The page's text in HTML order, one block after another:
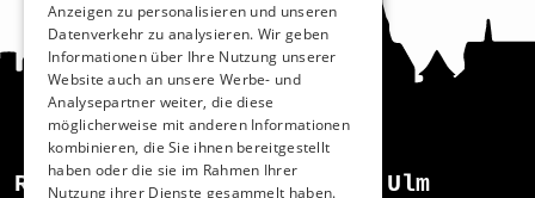
Recht und Ordnung Ulm
Anzeigen zu personalisieren und unseren
Datenverkehr zu analysieren. Wir geben
Informationen über Ihre Nutzung unserer
Website auch an unsere Werbe- und
Analysepartner weiter, die diese
möglicherweise mit anderen Informationen
kombinieren, die Sie ihnen bereitgestellt
haben oder die sie im Rahmen Ihrer
Nutzung ihrer Dienste gesammelt haben.